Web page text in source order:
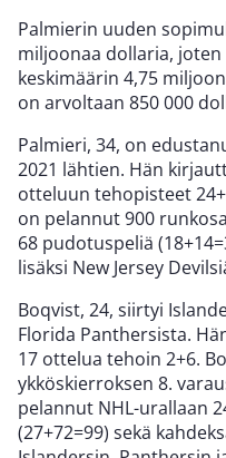
Palmierin uuden
miljoonaa dollaria,
keskimäärin 4,75
on arvoltaan 850 000
Palmieri, 34, on
2021 lähtien. Hän
otteluun tehopisteet
on pelannut 900
68 pudotuspeliä
lisäksi New Jersey
Boqvist, 24, siirtyi
Florida Panthersista.
17 ottelua tehoin 2+6.
ykköskierroksen 8.
pelannut NHL-urallaan
(27+72=99) sekä